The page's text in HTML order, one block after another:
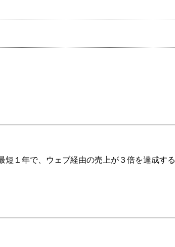
１年で、ウェブ経由の売上が３倍を達成する